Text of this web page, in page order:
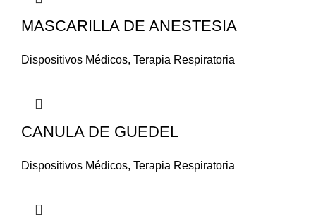
MASCARILLA DE ANESTESIA
Dispositivos Médicos, Terapia Respiratoria
CANULA DE GUEDEL
Dispositivos Médicos, Terapia Respiratoria